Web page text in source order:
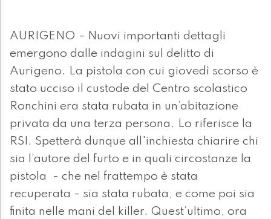
AURIGENO - Nuovi importanti dettagli
emergono dalle indagini sul delitto di
Aurigeno. La pistola con cui giovedì scorso è
stato ucciso il custode del Centro scolastico
Ronchini era stata rubata in un’abitazione
privata da una terza persona. Lo riferisce la
RSI. Spetterà dunque all'inchiesta chiarire chi
sia l’autore del furto e in quali circostanze la
pistola - che nel frattempo è stata
recuperata - sia stata rubata, e come poi sia
finita nelle mani del killer. Quest’ultimo, ora